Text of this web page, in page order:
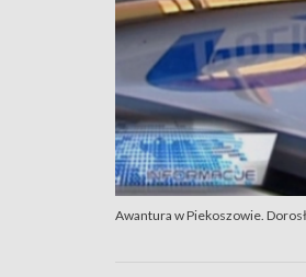
Awantura w Piekoszowie.